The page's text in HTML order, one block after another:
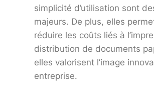
simplicité d’utilisation sont
majeurs. De plus, elles
réduire les coûts liés à
distribution de documents
elles valorisent l’image
entreprise.